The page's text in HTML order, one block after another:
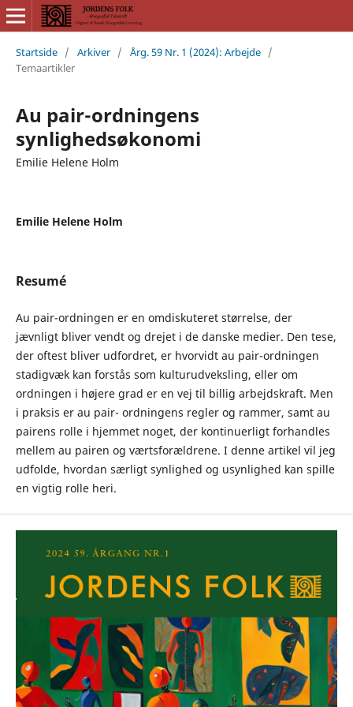
Startside / Arkiver / Årg. 59 Nr. 1 (2024): Arbejde /
Temaartikler
Au pair-ordningens
synlighedsøkonomi
Emilie Helene Holm
Emilie Helene Holm
Resumé
Au pair-ordningen er en omdiskuteret størrelse, der
jævnligt bliver vendt og drejet i de danske medier. Den tese,
der oftest bliver udfordret, er hvorvidt au pair-ordningen
stadigvæk kan forstås som kulturudveksling, eller om
ordningen i højere grad er en vej til billig arbejdskraft. Men
i praksis er au pair- ordningens regler og rammer, samt au
pairens rolle i hjemmet noget, der kontinuerligt forhandles
mellem au pairen og værtsforældrene. I denne artikel vil jeg
udfolde, hvordan særligt synlighed og usynlighed kan spille
en vigtig rolle heri.